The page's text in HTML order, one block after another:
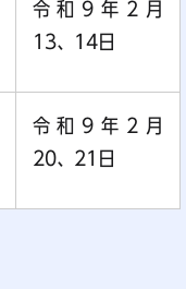
令和9年2月
13、14日
令和9年2月
20、21日